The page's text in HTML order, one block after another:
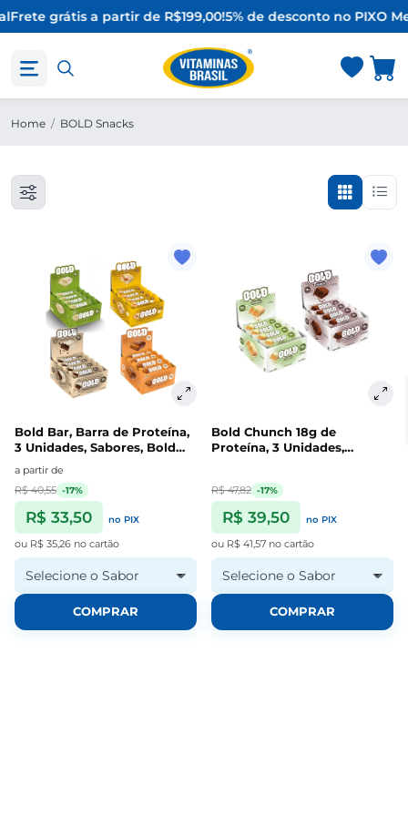
Frete grátis a partir de R$199,00!5% de desconto no PIXO
Home / BOLD Snacks
Bold Bar, Barra de Proteína,
3 Unidades, Sabores, Bold
a partir de
R$ 40,55 -17%
R$ 33,50 no PIX
ou R$ 35,26 no cartão
Selecione o Sabor
COMPRAR
Bold Chunch 18g de
Proteína, 3 Unidades,
R$ 47,82 -17%
R$ 39,50 no PIX
ou R$ 41,57 no cartão
Selecione o Sabor
COMPRAR